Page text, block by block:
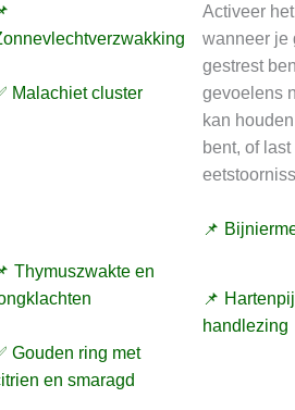
Malachiet cluster
Activeer
wanneer je
gestrest
gevoelens
kan
bent, of
📌
Thymuszwakte en
Gouden ring met
en smaragd
📌
handlezing